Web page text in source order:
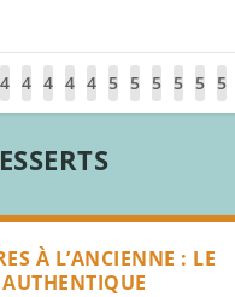
4
5
4
6
4
7
4
8
4
9
5
0
5
1
5
2
5
3
5
4
5
5
À L’ANCIENNE : LE